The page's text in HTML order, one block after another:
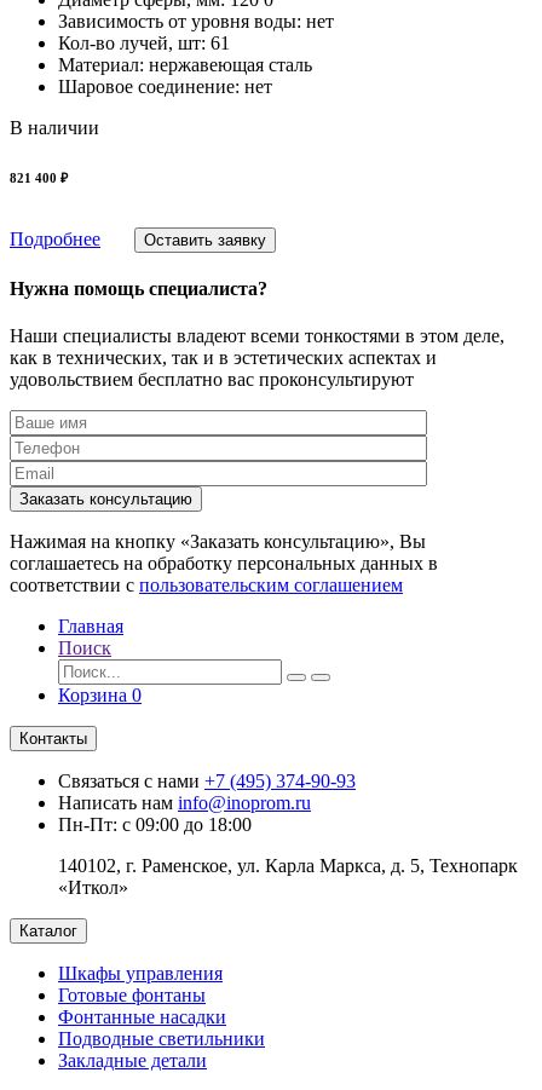
Зависимость от уровня воды: нет
Кол-во лучей, шт: 61
Материал: нержавеющая сталь
Шаровое соединение: нет
В наличии
821 400 ₽
Подробнее Оставить заявку
Нужна помощь специалиста?
Наши специалисты владеют всеми тонкостями в этом деле,
как в технических, так и в эстетических аспектах и
удовольствием бесплатно вас проконсультируют
Заказать консультацию
Нажимая на кнопку «Заказать консультацию», Вы
соглашаетесь на обработку персональных данных в
соответствии с пользовательским соглашением
Главная
Поиск
Корзина 0
Контакты
Связаться с нами +7 (495) 374-90-93
Написать нам info@inoprom.ru
Пн-Пт: с 09:00 до 18:00
140102, г. Раменское, ул. Карла Маркса, д. 5, Технопарк
«Иткол»
Каталог
Шкафы управления
Готовые фонтаны
Фонтанные насадки
Подводные светильники
Закладные детали